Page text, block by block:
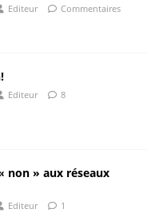
Editeur
Commentaires
Editeur 8
non » aux réseaux
Editeur 1